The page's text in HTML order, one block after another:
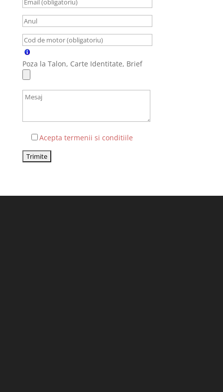
Poza la Talon, Carte Identitate, Brief
Acepta termenii si conditiile